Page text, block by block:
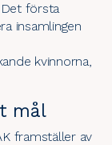
första
insamlingen
kvinnorna,
mål
framställer av